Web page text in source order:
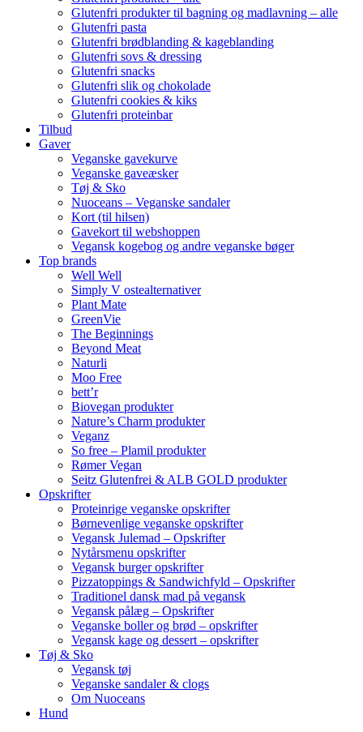
Glutenfri produkter til bagning og madlavning – alle
Glutenfri pasta
Glutenfri brødblanding & kageblanding
Glutenfri sovs & dressing
Glutenfri snacks
Glutenfri slik og chokolade
Glutenfri cookies & kiks
Glutenfri proteinbar
Tilbud
Gaver
Veganske gavekurve
Veganske gaveæsker
Tøj & Sko
Nuoceans – Veganske sandaler
Kort (til hilsen)
Gavekort til webshoppen
Vegansk kogebog og andre veganske bøger
Top brands
Well Well
Simply V ostealternativer
Plant Mate
GreenVie
The Beginnings
Beyond Meat
Naturli
Moo Free
bett’r
Biovegan produkter
Nature’s Charm produkter
Veganz
So free – Plamil produkter
Rømer Vegan
Seitz Glutenfrei & ALB GOLD produkter
Opskrifter
Proteinrige veganske opskrifter
Børnevenlige veganske opskrifter
Vegansk Julemad – Opskrifter
Nytårsmenu opskrifter
Vegansk burger opskrifter
Pizzatoppings & Sandwichfyld – Opskrifter
Traditionel dansk mad på vegansk
Vegansk pålæg – Opskrifter
Veganske boller og brød – opskrifter
Vegansk kage og dessert – opskrifter
Tøj & Sko
Vegansk tøj
Veganske sandaler & clogs
Om Nuoceans
Hund